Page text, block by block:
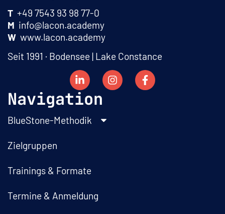
T +49 7543 93 98 77-0
M info@lacon.academy
W www.lacon.academy
Seit 1991 · Bodensee | Lake Constance
Navigation
BlueStone-Methodik
Zielgruppen
Trainings & Formate
Termine & Anmeldung